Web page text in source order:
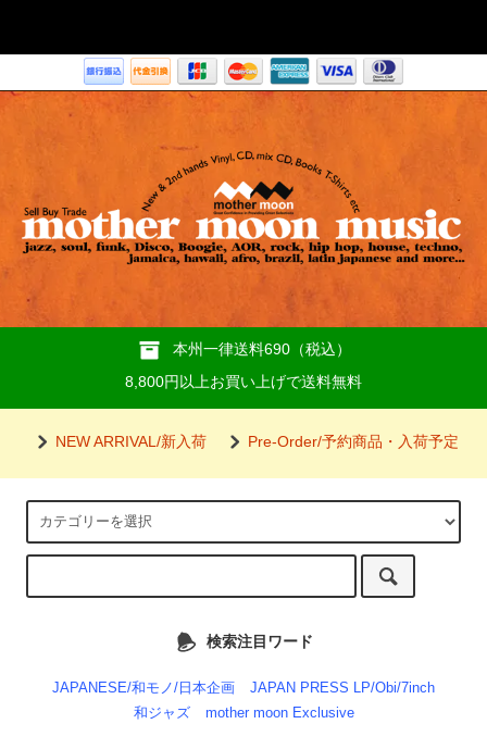
本州一律送料690（税込）
8,800円以上お買い上げで送料無料
NEW ARRIVAL/新入荷 Pre-Order/予約商品・入荷予定
検索注目ワード
JAPANESE/和モノ/日本企画
JAPAN PRESS LP/Obi/7inch
和ジャズ
mother moon Exclusive